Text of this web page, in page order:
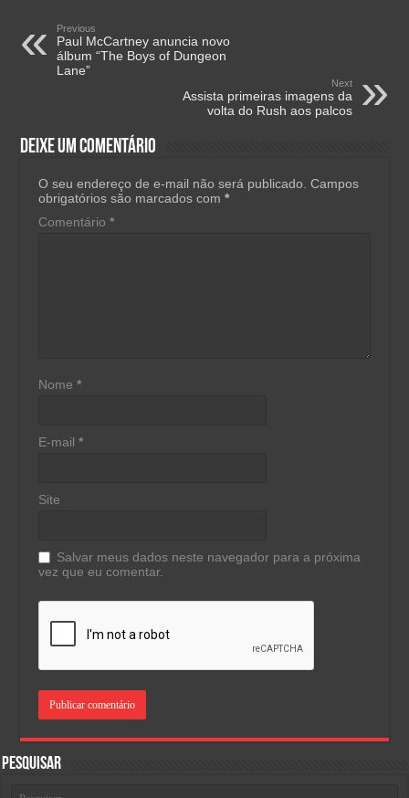
Previous
Paul McCartney anuncia novo
álbum “The Boys of Dungeon
Lane”
Next
Assista primeiras imagens da
volta do Rush aos palcos
Deixe um comentário
O seu endereço de e-mail não será publicado. Campos
obrigatórios são marcados com*
Comentário*
Nome*
E-mail*
Site
Salvar meus dados neste navegador para a próxima
vez que eu comentar.
Pesquisar